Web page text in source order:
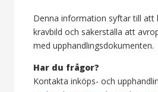
Denna information syftar till att
kravbild och säkerställa att
med upphandlingsdokumenten.
Har du frågor?
Kontakta inköps- och